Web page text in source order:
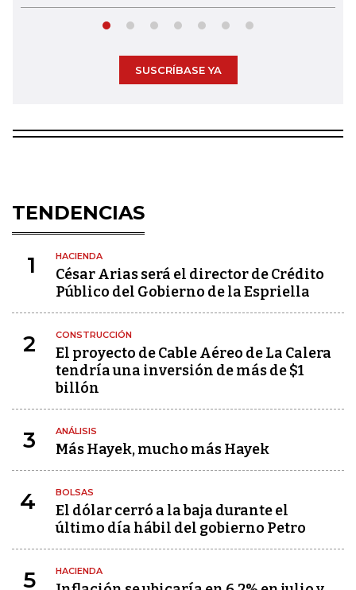
SUSCRÍBASE YA
TENDENCIAS
1 HACIENDA
César Arias será el director de Crédito
Público del Gobierno de la Espriella
2 CONSTRUCCIÓN
El proyecto de Cable Aéreo de La Calera
tendría una inversión de más de $1
billón
3 ANÁLISIS
Más Hayek, mucho más Hayek
4 BOLSAS
El dólar cerró a la baja durante el
último día hábil del gobierno Petro
5 HACIENDA